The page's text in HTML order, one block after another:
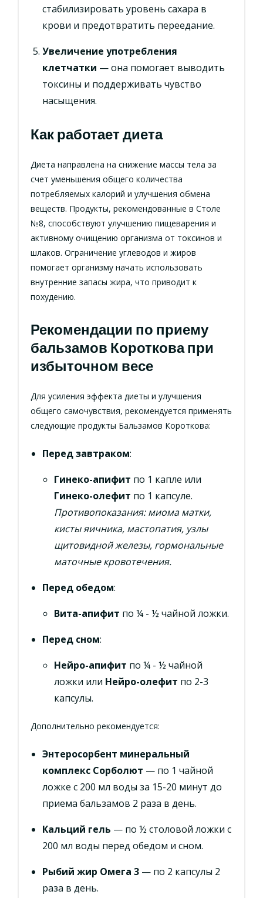
стабилизировать уровень сахара в
крови и предотвратить переедание.
Увеличение употребления
клетчатки — она помогает выводить
токсины и поддерживать чувство
насыщения.
Как работает диета
Диета направлена на снижение массы тела за
счет уменьшения общего количества
потребляемых калорий и улучшения обмена
веществ. Продукты, рекомендованные в Столе
№8, способствуют улучшению пищеварения и
активному очищению организма от токсинов и
шлаков. Ограничение углеводов и жиров
помогает организму начать использовать
внутренние запасы жира, что приводит к
похудению.
Рекомендации по приему
бальзамов Короткова при
избыточном весе
Для усиления эффекта диеты и улучшения
общего самочувствия, рекомендуется применять
следующие продукты Бальзамов Короткова:
Перед завтраком:
Гинеко-апифит по 1 капле или
Гинеко-олефит по 1 капсуле.
Противопоказания: миома матки,
кисты яичника, мастопатия, узлы
щитовидной железы, гормональные
маточные кровотечения.
Перед обедом:
Вита-апифит по ¼ - ½ чайной ложки.
Перед сном:
Нейро-апифит по ¼ - ½ чайной
ложки или Нейро-олефит по 2-3
капсулы.
Дополнительно рекомендуется:
Энтеросорбент минеральный
комплекс Сорболют — по 1 чайной
ложке с 200 мл воды за 15-20 минут до
приема бальзамов 2 раза в день.
Кальций гель — по ½ столовой ложки с
200 мл воды перед обедом и сном.
Рыбий жир Омега 3 — по 2 капсулы 2
раза в день.